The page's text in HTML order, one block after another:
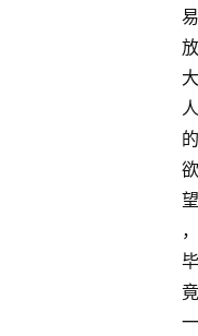
易
放
大
人
的
欲
望
，
毕
竟
一